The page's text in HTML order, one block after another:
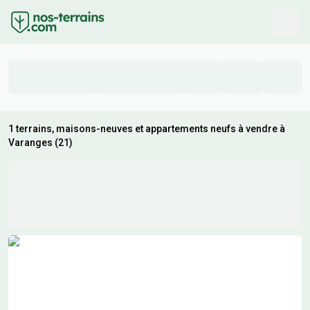
1 terrains, maisons-neuves et appartements neufs à vendre à
Varanges (21)
Résultats de recherche